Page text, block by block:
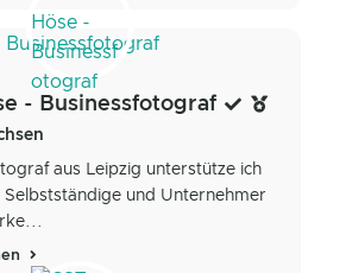
- Businessfotograf
aus Leipzig unterstütze ich
Selbstständige und Unternehmer